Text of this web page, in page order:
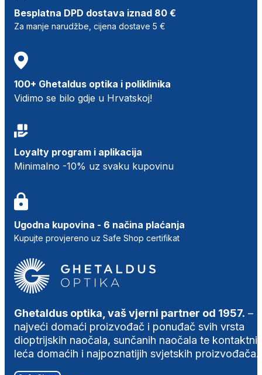
Besplatna DPD dostava iznad 80 €
Za manje narudžbe, cijena dostave 5 €
100+ Ghetaldus optika i poliklinika
Vidimo se bilo gdje u Hrvatskoj!
Loyalty program i aplikacija
Minimalno -10% uz svaku kupovinu
Ugodna kupovina - 6 načina plaćanja
Kupujte provjereno uz Safe Shop certifikat
Ghetaldus optika, vaš vjerni partner od 1957. –
najveći domaći proizvođač i ponuđač svih vrsta
dioptrijskih naočala, sunčanih naočala te
leća domaćih i najpoznatijih svjetskih proizvođača.